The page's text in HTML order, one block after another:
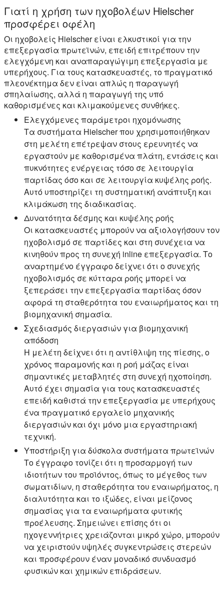
Γιατί η χρήση των ηχοβολέων Hielscher
προσφέρει οφέλη
Οι ηχοβολείς Hielscher είναι ελκυστικοί για την
επεξεργασία πρωτεϊνών, επειδή επιτρέπουν την
ελεγχόμενη και αναπαραγώγιμη επεξεργασία με
υπερήχους. Για τους κατασκευαστές, το πραγματικό
πλεονέκτημα δεν είναι απλώς η παραγωγή
σπηλαίωσης, αλλά η παραγωγή της υπό
καθορισμένες και κλιμακούμενες συνθήκες.
Ελεγχόμενες παράμετροι ηχομόνωσης
Τα συστήματα Hielscher που χρησιμοποιήθηκαν
στη μελέτη επέτρεψαν στους ερευνητές να
εργαστούν με καθορισμένα πλάτη, εντάσεις και
πυκνότητες ενέργειας τόσο σε λειτουργία
παρτίδας όσο και σε λειτουργία κυψέλης ροής.
Αυτό υποστηρίζει τη συστηματική ανάπτυξη και
κλιμάκωση της διαδικασίας.
Δυνατότητα δέσμης και κυψέλης ροής
Οι κατασκευαστές μπορούν να αξιολογήσουν τον
ηχοβολισμό σε παρτίδες και στη συνέχεια να
κινηθούν προς τη συνεχή inline επεξεργασία. Το
αναρτημένο έγγραφο δείχνει ότι ο συνεχής
ηχοβολισμός σε κύτταρα ροής μπορεί να
ξεπεράσει την επεξεργασία παρτίδας όσον
αφορά τη σταθερότητα του εναιωρήματος και τη
βιομηχανική σημασία.
Σχεδιασμός διεργασιών για βιομηχανική
απόδοση
Η μελέτη δείχνει ότι η αντίθλιψη της πίεσης, ο
χρόνος παραμονής και η ροή μάζας είναι
σημαντικές μεταβλητές στη συνεχή ηχοποίηση.
Αυτό έχει σημασία για τους κατασκευαστές
επειδή καθιστά την επεξεργασία με υπερήχους
ένα πραγματικό εργαλείο μηχανικής
διεργασιών και όχι μόνο μια εργαστηριακή
τεχνική.
Υποστήριξη για δύσκολα συστήματα πρωτεϊνών
Το έγγραφο τονίζει ότι η προσαρμογή των
ιδιοτήτων του προϊόντος, όπως το μέγεθος των
σωματιδίων, η σταθερότητα του εναιωρήματος, η
διαλυτότητα και το ιξώδες, είναι μείζονος
σημασίας για τα εναιωρήματα φυτικής
προέλευσης. Σημειώνει επίσης ότι οι
ηχογεννήτριες χρειάζονται μικρό χώρο, μπορούν
να χειριστούν υψηλές συγκεντρώσεις στερεών
και προσφέρουν έναν μοναδικό συνδυασμό
φυσικών και χημικών επιδράσεων.